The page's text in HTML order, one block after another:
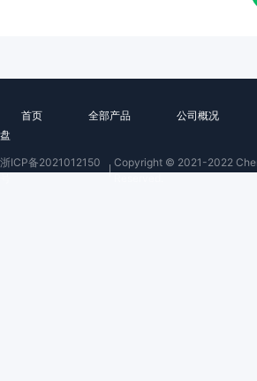
首页 全部产品 公司概况
盘
浙ICP备2021012150
Copyright © 2021-2022